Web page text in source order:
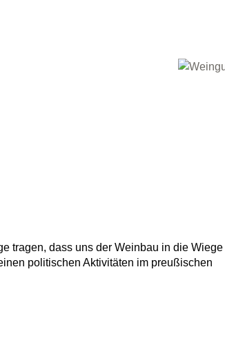
tragen, dass uns der Weinbau in die Wiege
politischen Aktivitäten im preußischen